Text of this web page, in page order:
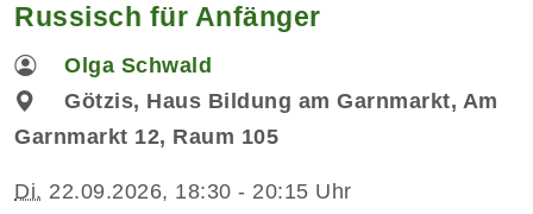
Russisch für Anfänger
Olga Schwald
Götzis, Haus Bildung am Garnmarkt, Am
Garnmarkt 12, Raum 105
Di. 22.09.2026, 18:30 - 20:15 Uhr